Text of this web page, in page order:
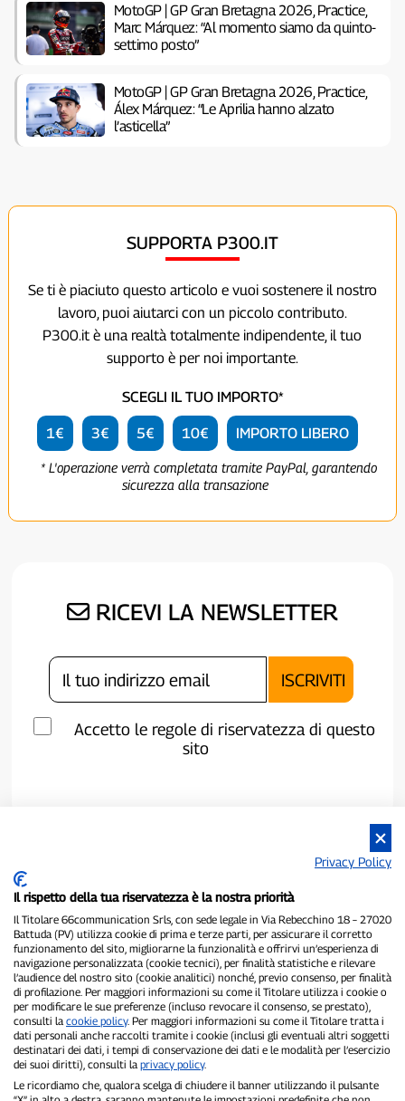
MotoGP | GP Gran Bretagna 2026, Practice,
Marc Márquez: “Al momento siamo da quinto-
settimo posto”
MotoGP | GP Gran Bretagna 2026, Practice,
Álex Márquez: “Le Aprilia hanno alzato
l’asticella”
SUPPORTA P300.IT
Se ti è piaciuto questo articolo e vuoi sostenere il nostro
lavoro, puoi aiutarci con un piccolo contributo.
P300.it è una realtà totalmente indipendente, il tuo
supporto è per noi importante.
SCEGLI IL TUO IMPORTO*
1€ 3€ 5€ 10€ IMPORTO LIBERO
* L'operazione verrà completata tramite PayPal, garantendo
sicurezza alla transazione
RICEVI LA NEWSLETTER
Accetto le regole di riservatezza di questo
sito
P300.it è una Testata Giornalistica indipendente
Registrazione numero 1/2021 del 1/2/2021 - Tribunale di Pavia
Proprietario ed editore:66communication Srls- P.IVA
02798890188
Direttore Responsabile:Alessandro Secchi- Vicedirettore:Federico
Benedusi
Privacy Policy
Il rispetto della tua riservatezza è la nostra priorità
Il Titolare 66communication Srls, con sede legale in Via Rebecchino 18 – 27020
Battuda (PV) utilizza cookie di prima e terze parti, per assicurare il corretto
funzionamento del sito, migliorarne la funzionalità e offrirvi un’esperienza di
navigazione personalizzata (cookie tecnici), per finalità statistiche e rilevare
l’audience del nostro sito (cookie analitici) nonché, previo consenso, per finalità
di profilazione. Per maggiori informazioni su come il Titolare utilizza i cookie o
per modificare le sue preferenze (incluso revocare il consenso, se prestato),
consulti la cookie policy. Per maggiori informazioni su come il Titolare tratta i
dati personali anche raccolti tramite i cookie (inclusi gli eventuali altri soggetti
destinatari dei dati, i tempi di conservazione dei dati e le modalità per l’esercizio
dei suoi diritti), consulti la privacy policy.
Le ricordiamo che, qualora scelga di chiudere il banner utilizzando il pulsante